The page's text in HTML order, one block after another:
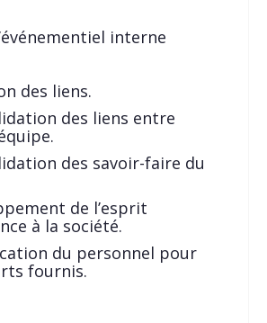
interne
des liens.
des liens entre
des savoir-faire du
de l’esprit
à la société.
du personnel pour
fournis.